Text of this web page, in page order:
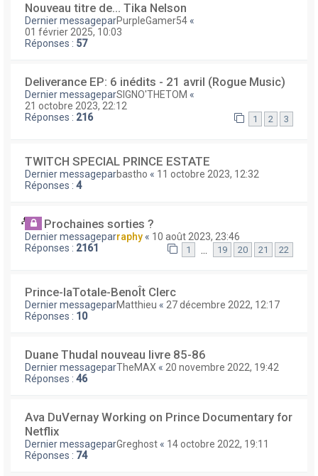
Nouveau titre de... Tika Nelson
Dernier messageparPurpleGamer54 «
01 février 2025, 10:03
Réponses : 57
Deliverance EP: 6 inédits - 21 avril (Rogue Music)
Dernier messageparSIGNO'THETOM «
21 octobre 2023, 22:12
Réponses : 216 1 2 3
TWITCH SPECIAL PRINCE ESTATE
Dernier messageparbastho « 11 octobre 2023, 12:32
Réponses : 4
Prochaines sorties ?
Dernier messageparraphy « 10 août 2023, 23:46
Réponses : 2161 1 19 20 21 22
Prince-laTotale-BenoÎt Clerc
Dernier messageparMatthieu « 27 décembre 2022, 12:17
Réponses : 10
Duane Thudal nouveau livre 85-86
Dernier messageparTheMAX « 20 novembre 2022, 19:42
Réponses : 46
Ava DuVernay Working on Prince Documentary for
Netflix
Dernier messageparGreghost « 14 octobre 2022, 19:11
Réponses : 74